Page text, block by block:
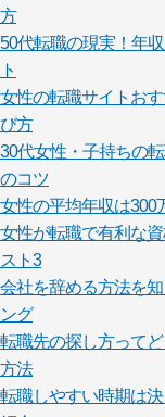
方
50代転職の現実！年
ト
女性の転職サイトお
び方
30代女性・子持ちの
のコツ
女性の平均年収は300
女性が転職で有利な
スト3
会社を辞める方法を
ング
転職先の探し方って
方法
転職しやすい時期は